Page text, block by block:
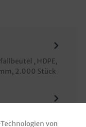
, HDPE,
2.000 Stück
von